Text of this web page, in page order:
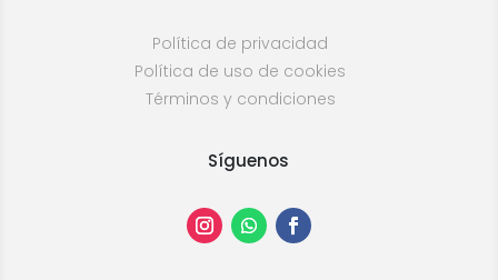
Política de privacidad
Política de uso de cookies
Términos y condiciones
Síguenos